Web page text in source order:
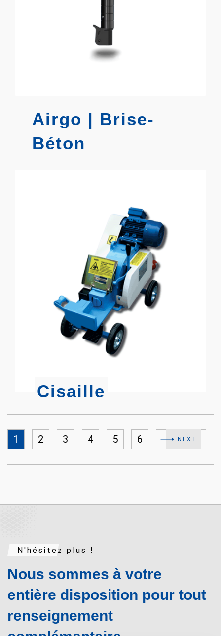
Airgo | Brise-
Béton
Cisaille
1 2 3 4 5 6 NEXT
N'hésitez plus !
Nous sommes à votre
entière disposition pour tout
renseignement